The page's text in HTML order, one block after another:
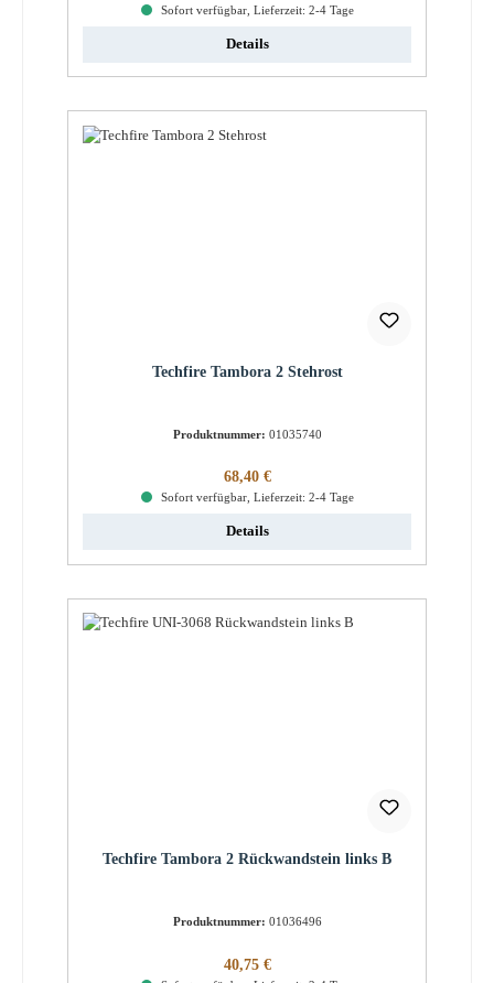
Sofort verfügbar, Lieferzeit: 2-4 Tage
Details
Techfire Tambora 2 Stehrost
Produktnummer: 01035740
Regulärer Preis:
68,40 €
Sofort verfügbar, Lieferzeit: 2-4 Tage
Details
Techfire Tambora 2 Rückwandstein links B
Produktnummer: 01036496
Regulärer Preis:
40,75 €